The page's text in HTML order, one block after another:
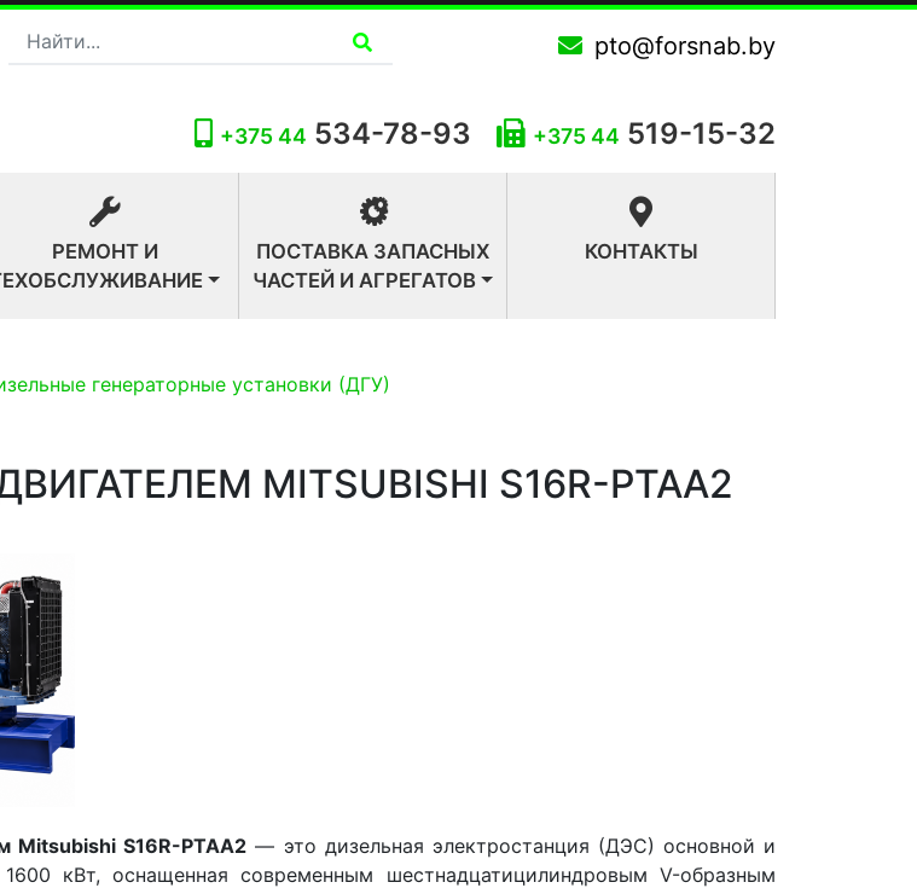
pto@forsnab.by
+375 44 534-78-93 +375 44 519-15-32
РЕМОНТ И
ПОСТАВКА ЗАПАСНЫХ
ЧАСТЕЙ И АГРЕГАТОВ
КОНТАКТЫ
генераторные установки (ДГУ)
MITSUBISHI S16R-PTAA2
Mitsubishi S16R-PTAA2 — это дизельная электростанция (ДЭС) основной и
кВт, оснащенная современным шестнадцатицилиндровым V-образным